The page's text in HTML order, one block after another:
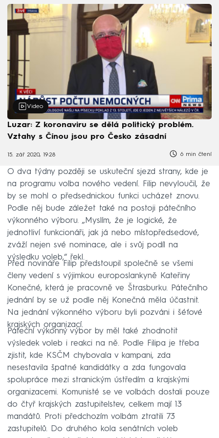
Video
Luzar: Z koronaviru se dělá politický problém.
Vztahy s Čínou jsou pro Česko zásadní
15. zář 2020, 19:28 6 min čtení
O dva týdny později se uskuteční sjezd strany, kde je
na programu volba nového vedení. Filip nevyloučil, že
by se mohl o předsednickou funkci ucházet znovu.
Podle něj bude záležet také na postoji pátečního
výkonného výboru. „Myslím, že je logické, že
jednotliví funkcionáři, jak já nebo místopředsedové,
zváží nejen své nominace, ale i svůj podíl na
výsledku voleb,“ řekl.
Před novináře Filip předstoupil společně se všemi
členy vedení s výjimkou europoslankyně Kateřiny
Konečné, která je pracovně ve Štrasburku. Pátečního
jednání by se už podle něj Konečná měla účastnit.
Na jednání výkonného výboru byli pozváni i šéfové
krajských organizací.
Páteční výkonný výbor by měl také zhodnotit
výsledek voleb i reakci na ně. Podle Filipa je třeba
zjistit, kde KSČM chybovala v kampani, zda
nesestavila špatné kandidátky a zda fungovala
spolupráce mezi stranickým ústředím a krajskými
organizacemi. Komunisté se ve volbách dostali pouze
do čtyř krajských zastupitelstev, celkem mají 13
mandátů. Proti předchozím volbám ztratili 73
zastupitelů. Do druhého kola senátních voleb